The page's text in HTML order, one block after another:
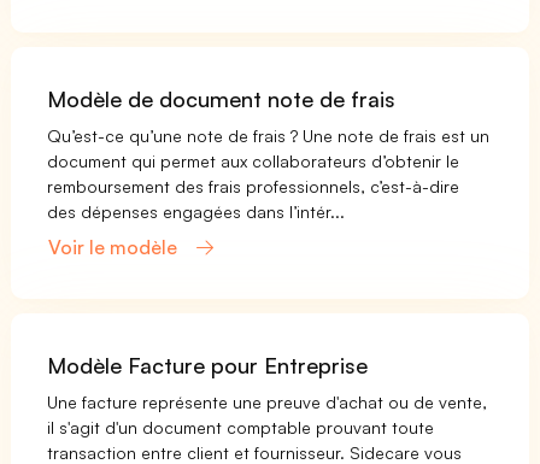
Modèle de document note de frais
Qu’est-ce qu’une note de frais ? Une note de frais est un
document qui permet aux collaborateurs d’obtenir le
remboursement des frais professionnels, c’est-à-dire
des dépenses engagées dans l’intér...
Voir le modèle
Modèle Facture pour Entreprise
Une facture représente une preuve d'achat ou de vente,
il s'agit d'un document comptable prouvant toute
transaction entre client et fournisseur. Sidecare vous